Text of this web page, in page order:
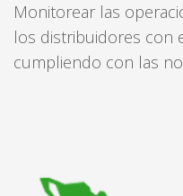
Monitorear las
los distribuidores con
cumpliendo con las